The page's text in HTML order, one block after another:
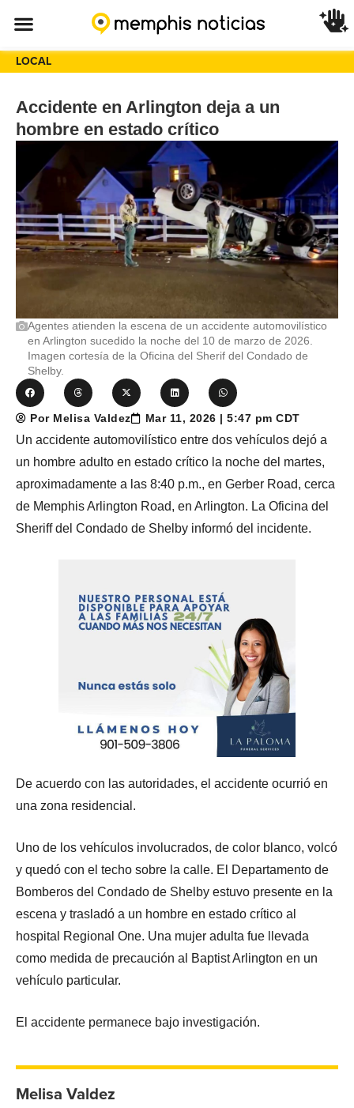
LOCAL
Accidente en Arlington deja a un
hombre en estado crítico
Agentes atienden la escena de un accidente automovilístico
en Arlington sucedido la noche del 10 de marzo de 2026.
Imagen cortesía de la Oficina del Sherif del Condado de
Shelby.
Por Melisa Valdez Mar 11, 2026 | 5:47 pm CDT
Un accidente automovilístico entre dos vehículos dejó a
un hombre adulto en estado crítico la noche del martes,
aproximadamente a las 8:40 p.m., en Gerber Road, cerca
de Memphis Arlington Road, en Arlington. La Oficina del
Sheriff del Condado de Shelby informó del incidente.
De acuerdo con las autoridades, el accidente ocurrió en
una zona residencial.
Uno de los vehículos involucrados, de color blanco, volcó
y quedó con el techo sobre la calle. El Departamento de
Bomberos del Condado de Shelby estuvo presente en la
escena y trasladó a un hombre en estado crítico al
hospital Regional One. Una mujer adulta fue llevada
como medida de precaución al Baptist Arlington en un
vehículo particular.
El accidente permanece bajo investigación.
Melisa Valdez